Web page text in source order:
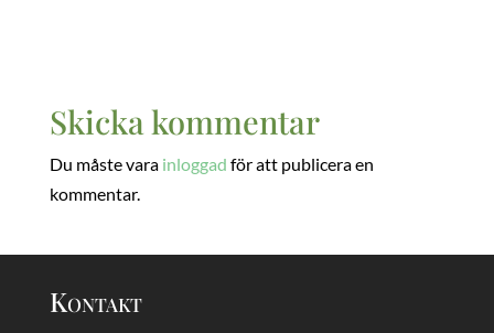
Skicka kommentar
Du måste vara inloggad för att publicera en
kommentar.
Kontakt